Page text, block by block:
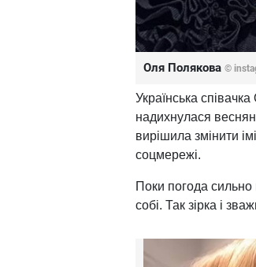
Оля Полякова ©
Українська
надихнулася
вирішила змінити
соцмережі.
Поки погода
собі. Так зірка і